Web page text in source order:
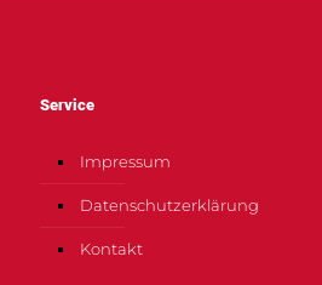
Service
Impressum
Datenschutzerklärung
Kontakt